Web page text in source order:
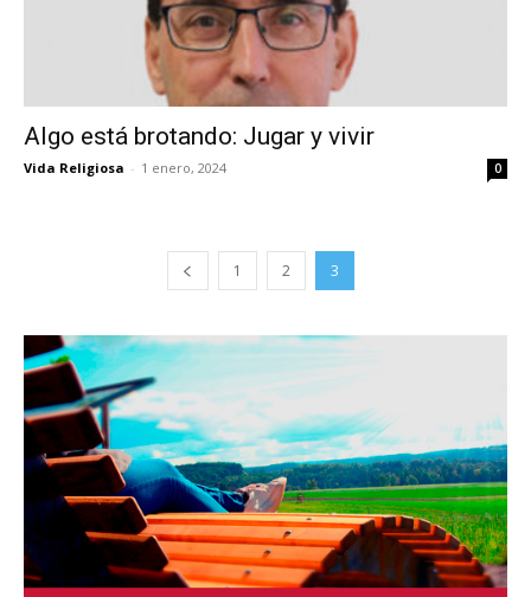
Algo está brotando: Jugar y vivir
Vida Religiosa - 1 enero, 2024 0
1 2 3